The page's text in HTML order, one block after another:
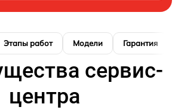
Этапы работ Модели Гарантия
сервис-
центра